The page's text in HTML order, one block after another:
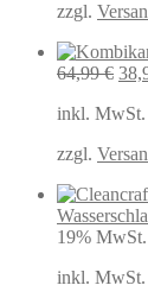
zzgl.
64,99€
war:
inkl. MwSt.
zzgl.
19% MwSt.
inkl. MwSt.